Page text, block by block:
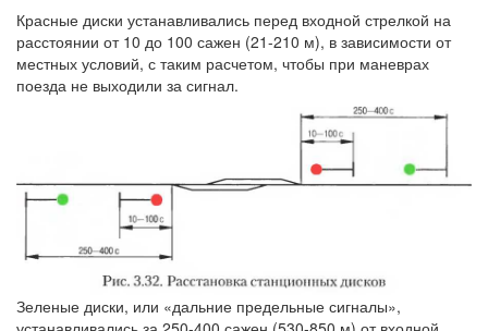
Красные диски устанавливались перед входной стрелкой на
расстоянии от 10 до 100 сажен (21-210 м), в зависимости от
местных условий, с таким расчетом, чтобы при маневрах
поезда не выходили за сигнал.
Зеленые диски, или «дальние предельные сигналы»,